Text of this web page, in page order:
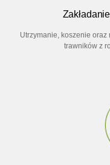
Utrzymanie, koszenie oraz
trawników z